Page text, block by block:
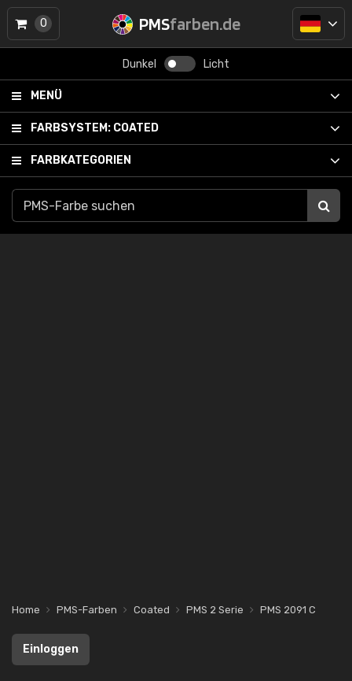
PMSfarben.de
Dunkel Licht
MENÜ
FARBSYSTEM: COATED
FARBKATEGORIEN
0
Home PMS-Farben Coated PMS 2 Serie PMS 2091 C
Einloggen